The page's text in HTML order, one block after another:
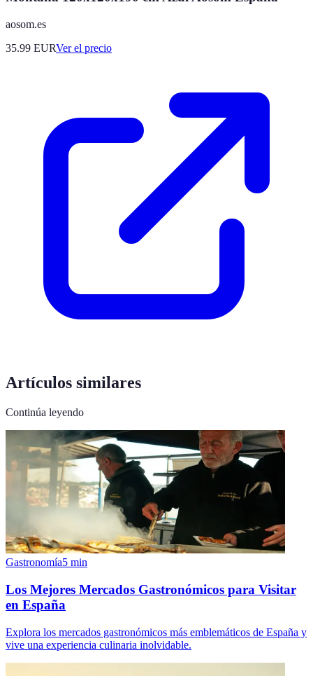
aosom.es
35.99 EURVer el precio
Artículos similares
Continúa leyendo
Gastronomía5 min
Los Mejores Mercados Gastronómicos para Visitar
en España
Explora los mercados gastronómicos más emblemáticos de España y
vive una experiencia culinaria inolvidable.